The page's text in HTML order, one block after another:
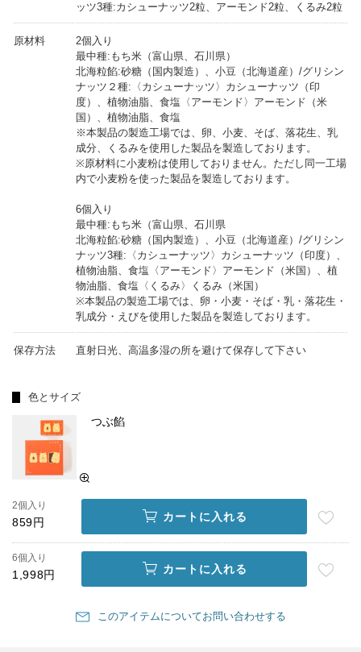
ッツ3種:カシューナッツ2粒、アーモンド2粒、くるみ2粒
原材料
2個入り
最中種:もち米（富山県、石川県）
北海粒餡:砂糖（国内製造）、小豆（北海道産）/グリシン
ナッツ２種:〈カシューナッツ〉カシューナッツ（印
度）、植物油脂、食塩〈アーモンド〉アーモンド（米
国）、植物油脂、食塩
※本製品の製造工場では、卵、小麦、そば、落花生、乳
成分、くるみを使用した製品を製造しております。
※原材料に小麦粉は使用しておりません。ただし同一工場
内で小麦粉を使った製品を製造しております。
6個入り
最中種:もち米（富山県、石川県
北海粒餡:砂糖（国内製造）、小豆（北海道産）/グリシン
ナッツ3種:〈カシューナッツ〉カシューナッツ（印度）、
植物油脂、食塩〈アーモンド〉アーモンド（米国）、植
物油脂、食塩〈くるみ〉くるみ（米国）
※本製品の製造工場では、卵・小麦・そば・乳・落花生・
乳成分・えびを使用した製品を製造しております。
保存方法 直射日光、高温多湿の所を避けて保存して下さい
色とサイズ
つぶ餡
2個入り
859円 カートに入れる
6個入り
1,998円 カートに入れる
このアイテムについてお問い合わせする